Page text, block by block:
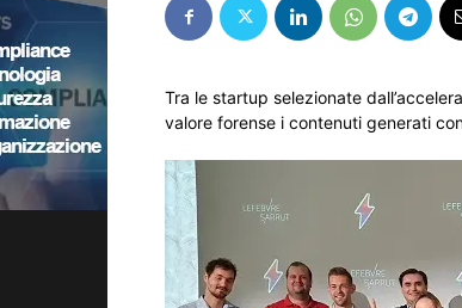
Tra le startup selezionate
valore forense i contenuti generati